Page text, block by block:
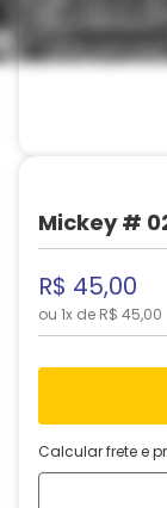
Mickey #
R$ 45,00
ou 1x de R$ 45,00
Calcular frete e